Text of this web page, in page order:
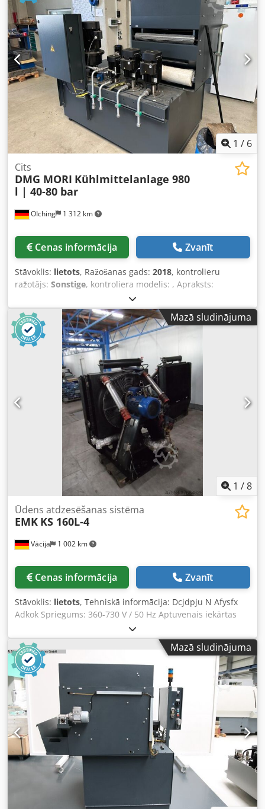
Dcsdpoyvfrcjfx Adksk
1 / 6
OIching 1 312 km
Cits
DMG MORI Kühlmittelanlage 980
l | 40-80 bar
Cenas informācija Zvanīt
Stāvoklis: lietots, Ražošanas gads: 2018, kontrolieru
ražotājs: Sonstige, kontroliera modelis: , Apraksts:
Vispārīgi: Ražotājs: DMG (Bürener Maschinenfabrik)
Izgatavošanas gads: 2018 Kopējais sūkņu skaits: 5 gab.
Augstspiediena sūkņi: 2 gab. (40 un 80 bar) Filtrs: papīra
lentes filtrs Tvertnes tilpums: apm. 980 l Dcedpfx Aszf T
Nmodkek
Mazā sludinājuma
1 /8
Vācija 1 002 km
Ūdens atdzesēšanas sistēma
EMK KS 160L-4
Cenas informācija Zvanīt
Stāvoklis: lietots, Tehniskā informācija: Dcjdpju N Afysfx
Adkok Spriegums: 360-730 V / 50 Hz Aptuvenais iekārtas
Mazā sludinājuma